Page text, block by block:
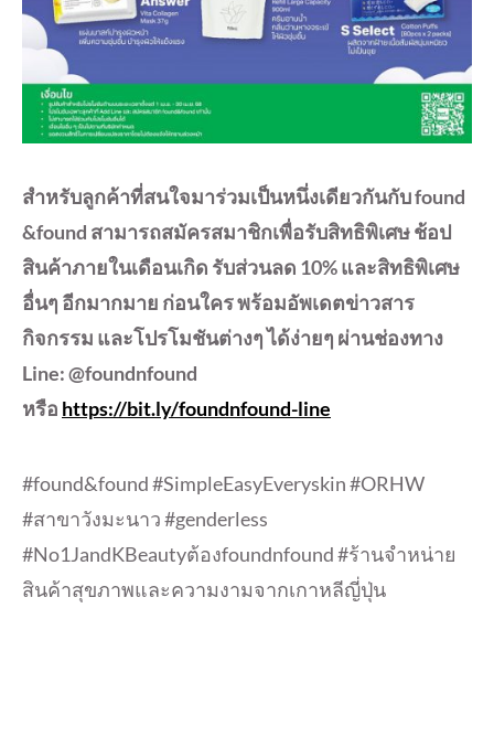
สำหรับลูกค้าที่สนใจมาร่วมเป็นหนึ่งเดียวกันกับ found
&found สามารถสมัครสมาชิกเพื่อรับสิทธิพิเศษ ช้อป
สินค้าภายในเดือนเกิด รับส่วนลด 10% และสิทธิพิเศษ
อื่นๆ อีกมากมาย ก่อนใคร พร้อมอัพเดตข่าวสาร
กิจกรรม และโปรโมชันต่างๆ ได้ง่ายๆ ผ่านช่องทาง
Line: @foundnfound
หรือ https://bit.ly/foundnfound-line
#found&found #SimpleEasyEveryskin #ORHW
#สาขาวังมะนาว #genderless
#No1JandKBeautyต้องfoundnfound #ร้านจำหน่าย
สินค้าสุขภาพและความงามจากเกาหลีญี่ปุ่น